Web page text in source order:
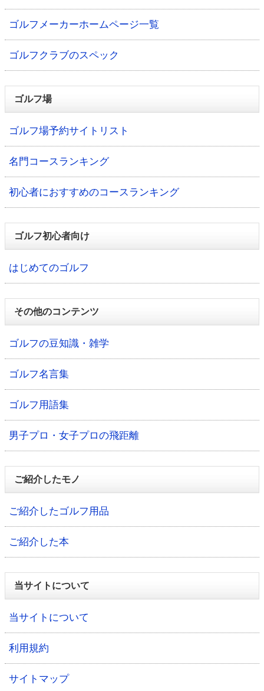
ゴルフメーカーホームページ一覧
ゴルフクラブのスペック
ゴルフ場
ゴルフ場予約サイトリスト
名門コースランキング
初心者におすすめのコースランキング
ゴルフ初心者向け
はじめてのゴルフ
その他のコンテンツ
ゴルフの豆知識・雑学
ゴルフ名言集
ゴルフ用語集
男子プロ・女子プロの飛距離
ご紹介したモノ
ご紹介したゴルフ用品
ご紹介した本
当サイトについて
当サイトについて
利用規約
サイトマップ